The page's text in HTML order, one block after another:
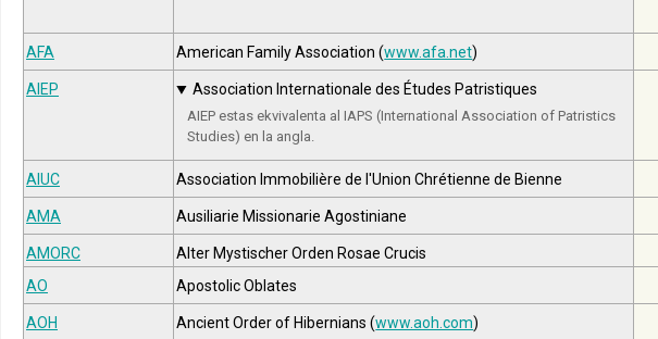
AFA American Family Association (www.afa.net)
AIEP Association Internationale des Études Patristiques
AIEP estas ekvivalenta al IAPS (International Association of Patristics
Studies) en la angla.
AIUC Association Immobilière de l'Union Chrétienne de Bienne
AMA Ausiliarie Missionarie Agostiniane
AMORC Alter Mystischer Orden Rosae Crucis
AO Apostolic Oblates
AOH Ancient Order of Hibernians (www.aoh.com)